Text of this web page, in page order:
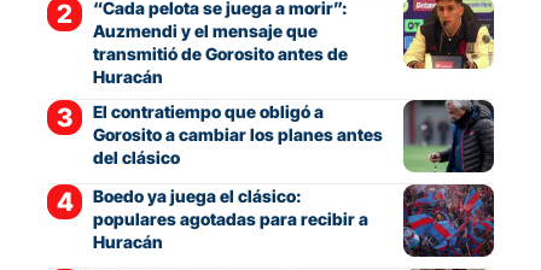
“Cada pelota se juega a morir”:
Auzmendi y el mensaje que
transmitió de Gorosito antes de
Huracán
El contratiempo que obligó a
Gorosito a cambiar los planes antes
del clásico
Boedo ya juega el clásico:
populares agotadas para recibir a
Huracán